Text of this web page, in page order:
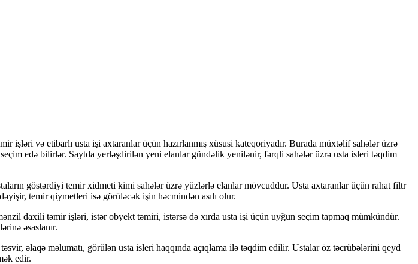
işləri və etibarlı usta işi axtaranlar üçün hazırlanmış xüsusi kateqoriyadır. Burada müxtəlif sahələr üzrə
edə bilirlər. Saytda yerləşdirilən yeni elanlar gündəlik yenilənir, fərqli sahələr üzrə usta isleri təqdim
göstərdiyi temir xidmeti kimi sahələr üzrə yüzlərlə elanlar mövcuddur. Usta axtaranlar üçün rahat filtr
temir qiymetleri isə görüləcək işin həcmindən asılı olur.
daxili təmir işləri, istər obyekt təmiri, istərsə də xırda usta işi üçün uyğun seçim tapmaq mümkündür.
əsaslanır.
əlaqə məlumatı, görülən usta isleri haqqında açıqlama ilə təqdim edilir. Ustalar öz təcrübələrini qeyd
edir.